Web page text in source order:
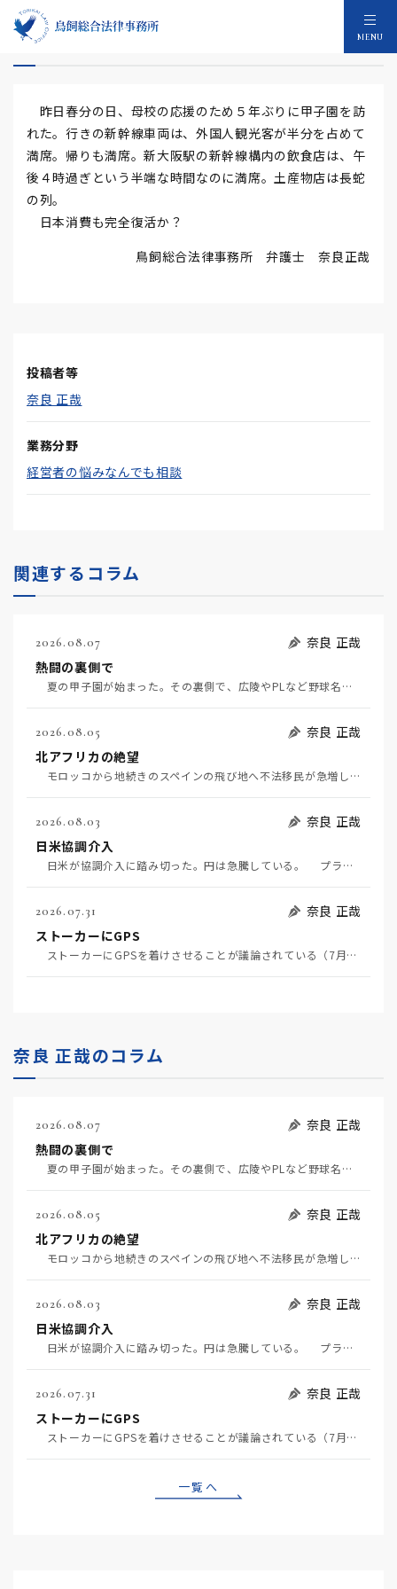
MENU
日本消費復活
昨日春分の日、母校の応援のため５年ぶりに甲子園を訪
れた。行きの新幹線車両は、外国人観光客が半分を占めて
満席。帰りも満席。新大阪駅の新幹線構内の飲食店は、午
後４時過ぎという半端な時間なのに満席。土産物店は長蛇
の列。
日本消費も完全復活か？
鳥飼総合法律事務所 弁護士 奈良正哉
投稿者等
奈良 正哉
業務分野
経営者の悩みなんでも相談
関連するコラム
2026.08.07
奈良 正哉
熱闘の裏側で
夏の甲子園が始まった。その裏側で、広陵やPLなど野球名門校（だった）の不祥事のその後について、「熱…
2026.08.05
奈良 正哉
北アフリカの絶望
モロッコから地続きのスペインの飛び地へ不法移民が急増していて、当地の大問題となっている。「海を泳い…
2026.08.03
奈良 正哉
日米協調介入
日米が協調介入に踏み切った。円は急騰している。 プラザ合意以降、協調介入は為替相場の転機になって…
2026.07.31
奈良 正哉
ストーカーにGPS
ストーカーにGPSを着けさせることが議論されている（7月29日日経）。反対派は「ストーカーにも人権…
奈良 正哉のコラム
2026.08.07
奈良 正哉
熱闘の裏側で
夏の甲子園が始まった。その裏側で、広陵やPLなど野球名門校（だった）の不祥事のその後について、「熱…
2026.08.05
奈良 正哉
北アフリカの絶望
モロッコから地続きのスペインの飛び地へ不法移民が急増していて、当地の大問題となっている。「海を泳い…
2026.08.03
奈良 正哉
日米協調介入
日米が協調介入に踏み切った。円は急騰している。 プラザ合意以降、協調介入は為替相場の転機になって…
2026.07.31
奈良 正哉
ストーカーにGPS
ストーカーにGPSを着けさせることが議論されている（7月29日日経）。反対派は「ストーカーにも人権…
一覧へ